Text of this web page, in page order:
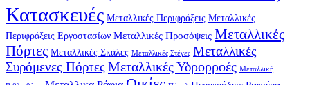
Κατασκευές Μεταλλικές Περιφράξεις Μεταλλικές
Περιφράξεις Εργοστασίων Μεταλλικές Προσόψεις Μεταλλικές
Πόρτες Μεταλλικές Σκάλες Μεταλλικές Στέγες Μεταλλικές
Συρόμενες Πόρτες Μεταλλικές Υδρορροές Μεταλλική